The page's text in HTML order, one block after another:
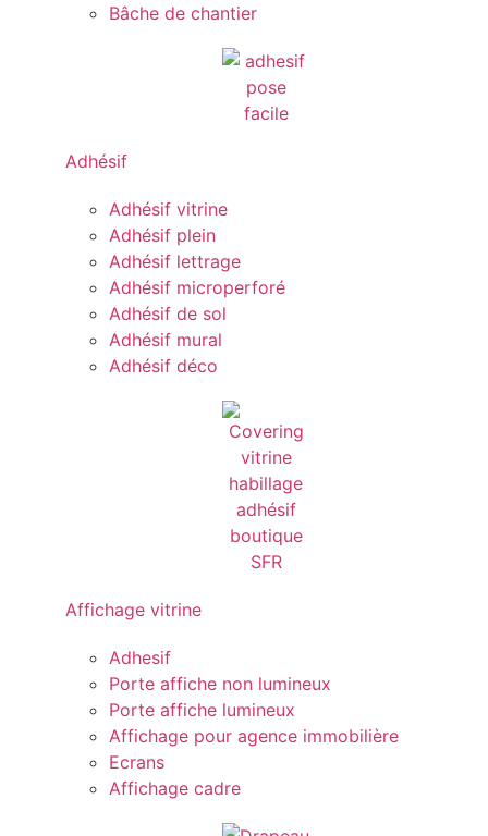
Bâche de chantier
Adhésif
Adhésif vitrine
Adhésif plein
Adhésif lettrage
Adhésif microperforé
Adhésif de sol
Adhésif mural
Adhésif déco
Affichage vitrine
Adhesif
Porte affiche non lumineux
Porte affiche lumineux
Affichage pour agence immobilière
Ecrans
Affichage cadre